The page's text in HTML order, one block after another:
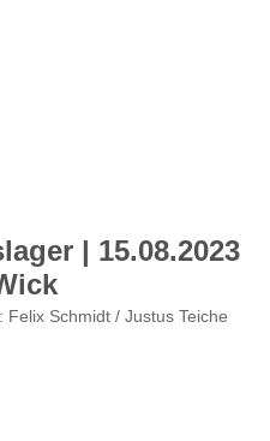
| 15.08.2023
Schmidt / Justus Teiche